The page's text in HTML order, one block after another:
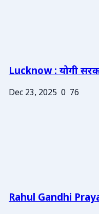
Lucknow : योगी
Dec 23, 2025 0 76
Rahul Gandhi